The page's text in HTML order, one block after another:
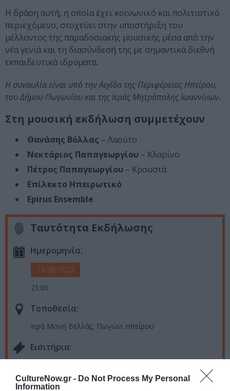
CultureNow.gr - Do Not Process My Personal
Information
Η δράση αυτή, η οποία έχει κοινωνικό και πολιτιστικό
περιεχόμενο, στοχεύει στην υποστήριξη του
μέλλοντος της παραδοσιακής μουσικής μέσα από την
νέα γενιά και τη διασύνδεσή της με σημαντικά διεθνή
εκπαιδευτικά ιδρύματα.
Η συναυλία είναι υπό την Αιγίδα της Περιφέρειας Ηπείρου,
του Δήμου Πωγωνίου και της Ιεράς Μητρόπολης Ιωαννίνων.
Στη μουσική εκδήλωση συμμετέχουν
Θανάσης Βόλλας – Λαούτο
Νεκτάριος Παπαγεωργίου – Κλαρίνο
Πέτρος Παπαγεωργίου – Κρουστά
Επίλεκτο Ηπειρωτικό
Epirus Ensemble
Ταυτότητα Εκδήλωσης
Ημερομηνία:
13/08/2023
21:00
Τοποθεσία:
Ιερά Μονή Βελλάς, Πωγώνι Ηπείρου
Eισιτήρια: